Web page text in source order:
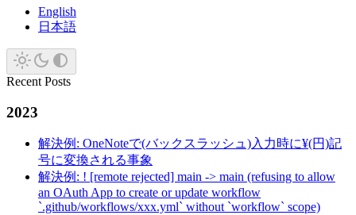
English
日本語
Recent Posts
2023
解決例: OneNoteで(バックスラッシュ)入力時に¥(円)記
号に変換される事象
解決例: ! [remote rejected] main -> main (refusing to allow
an OAuth App to create or update workflow
`.github/workflows/xxx.yml` without `workflow` scope)